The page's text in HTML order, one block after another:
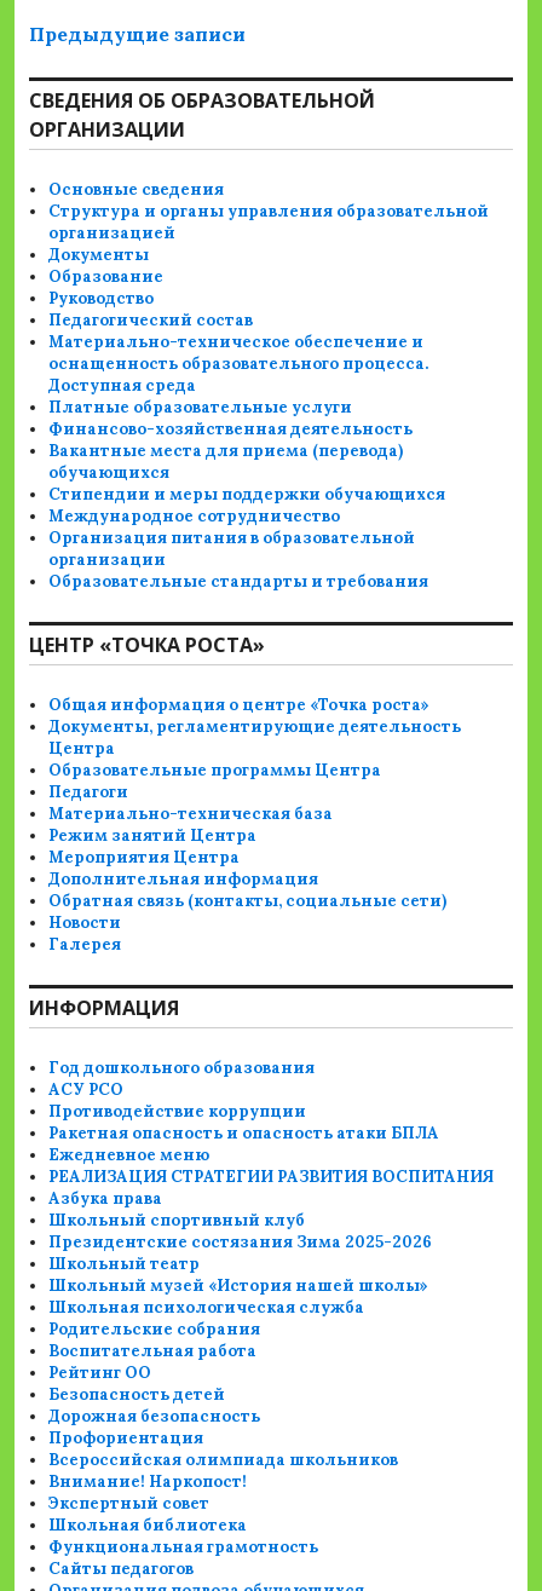
Навигация
по
записям
Предыдущие записи
СВЕДЕНИЯ ОБ ОБРАЗОВАТЕЛЬНОЙ
ОРГАНИЗАЦИИ
Основные сведения
Структура и органы управления образовательной
организацией
Документы
Образование
Руководство
Педагогический состав
Материально-техническое обеспечение и
оснащенность образовательного процесса.
Доступная среда
Платные образовательные услуги
Финансово-хозяйственная деятельность
Вакантные места для приема (перевода)
обучающихся
Стипендии и меры поддержки обучающихся
Международное сотрудничество
Организация питания в образовательной
организации
Образовательные стандарты и требования
ЦЕНТР «ТОЧКА РОСТА»
Общая информация о центре «Точка роста»
Документы, регламентирующие деятельность
Центра
Образовательные программы Центра
Педагоги
Материально-техническая база
Режим занятий Центра
Мероприятия Центра
Дополнительная информация
Обратная связь (контакты, социальные сети)
Новости
Галерея
ИНФОРМАЦИЯ
Год дошкольного образования
АСУ РСО
Противодействие коррупции
Ракетная опасность и опасность атаки БПЛА
Ежедневное меню
РЕАЛИЗАЦИЯ СТРАТЕГИИ РАЗВИТИЯ ВОСПИТАНИЯ
Азбука права
Школьный спортивный клуб
Президентские состязания Зима 2025-2026
Школьный театр
Школьный музей «История нашей школы»
Школьная психологическая служба
Родительские собрания
Воспитательная работа
Рейтинг ОО
Безопасность детей
Дорожная безопасность
Профориентация
Всероссийская олимпиада школьников
Внимание! Наркопост!
Экспертный совет
Школьная библиотека
Функциональная грамотность
Сайты педагогов